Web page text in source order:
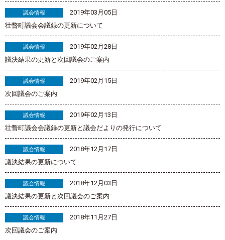
議会情報
2019年03月05日
壮瞥町議会会議録の更新について
議会情報
2019年02月28日
議決結果の更新と次回議会のご案内
議会情報
2019年02月15日
次回議会のご案内
議会情報
2019年02月13日
壮瞥町議会会議録の更新と議会だよりの発行について
議会情報
2018年12月17日
議決結果の更新について
議会情報
2018年12月03日
議決結果の更新と次回議会のご案内
議会情報
2018年11月27日
次回議会のご案内